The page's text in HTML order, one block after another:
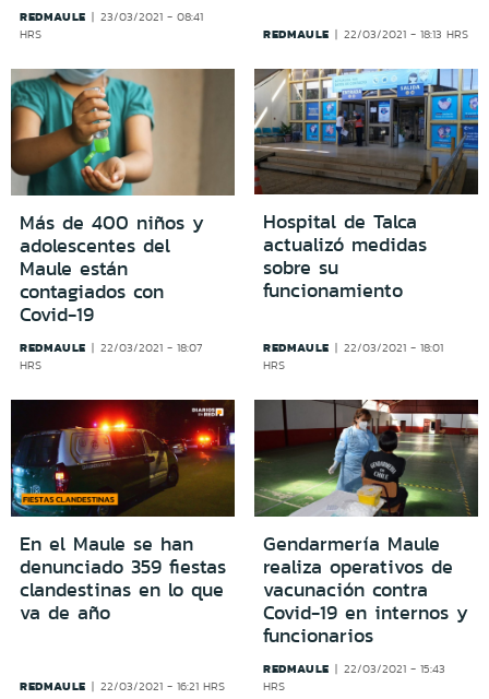
REDMAULE
23/03/2021 - 08:41
HRS
REDMAULE 22/03/2021 - 18:13 HRS
Más de 400 niños y
adolescentes del
Maule están
contagiados con
Covid-19
REDMAULE
22/03/2021 - 18:07
HRS
Hospital de Talca
actualizó medidas
sobre su
funcionamiento
REDMAULE
22/03/2021 - 18:01
HRS
En el Maule se han
denunciado 359 fiestas
clandestinas en lo que
va de año
REDMAULE 22/03/2021 - 16:21 HRS
Gendarmería Maule
realiza operativos de
vacunación contra
Covid-19 en internos y
funcionarios
REDMAULE
22/03/2021 - 15:43
HRS